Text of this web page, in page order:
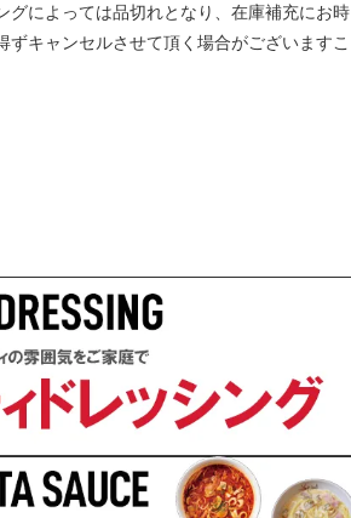
グによっては品切れとなり、在庫補充にお時
キャンセルさせて頂く場合がございますこ